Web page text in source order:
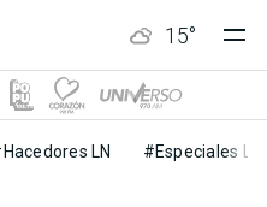
15°
LN #Especiales LN